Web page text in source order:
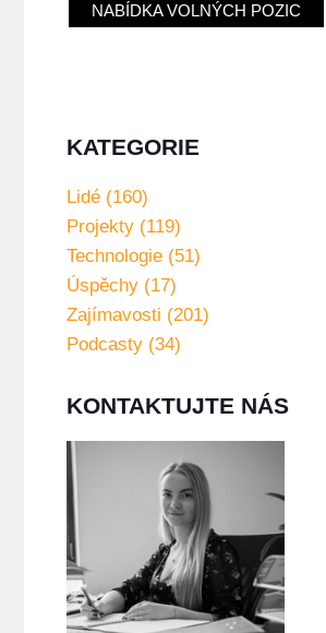
NABÍDKA VOLNÝCH POZIC
KATEGORIE
Lidé (160)
Projekty (119)
Technologie (51)
Úspěchy (17)
Zajímavosti (201)
Podcasty (34)
KONTAKTUJTE NÁS